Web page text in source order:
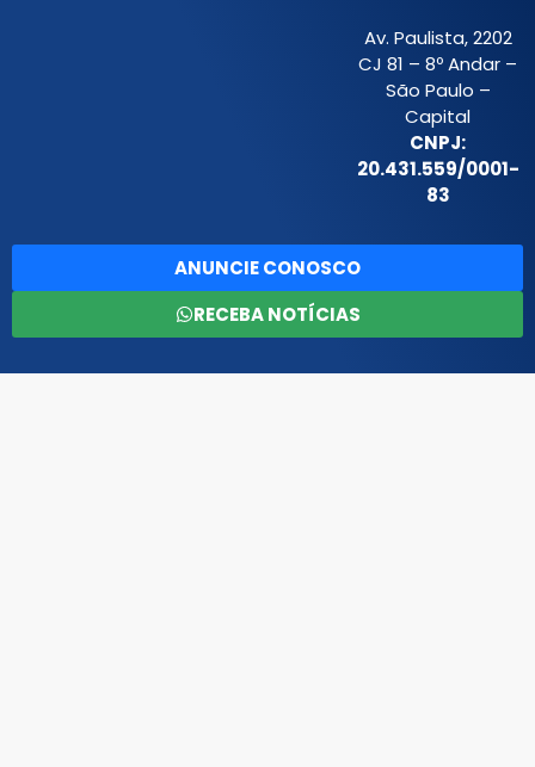
Av. Paulista, 2202
CJ 81 – 8º Andar –
São Paulo –
Capital
CNPJ:
20.431.559/0001-
83
ANUNCIE CONOSCO
RECEBA NOTÍCIAS